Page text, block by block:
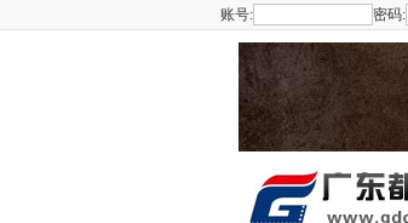
账号: 密码: